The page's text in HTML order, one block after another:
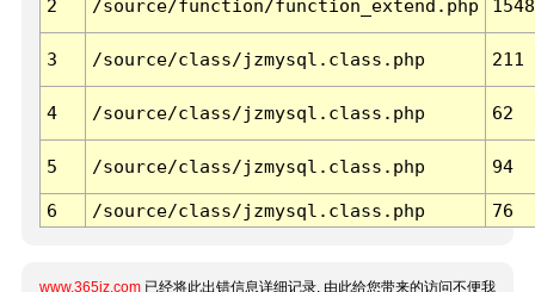
2 /source/function/function_extend.php 1548
3 /source/class/jzmysql.class.php 211
4 /source/class/jzmysql.class.php 62
5 /source/class/jzmysql.class.php 94
6 /source/class/jzmysql.class.php 76
www.365jz.com 已经将此出错信息详细记录, 由此给您带来的访问不便我